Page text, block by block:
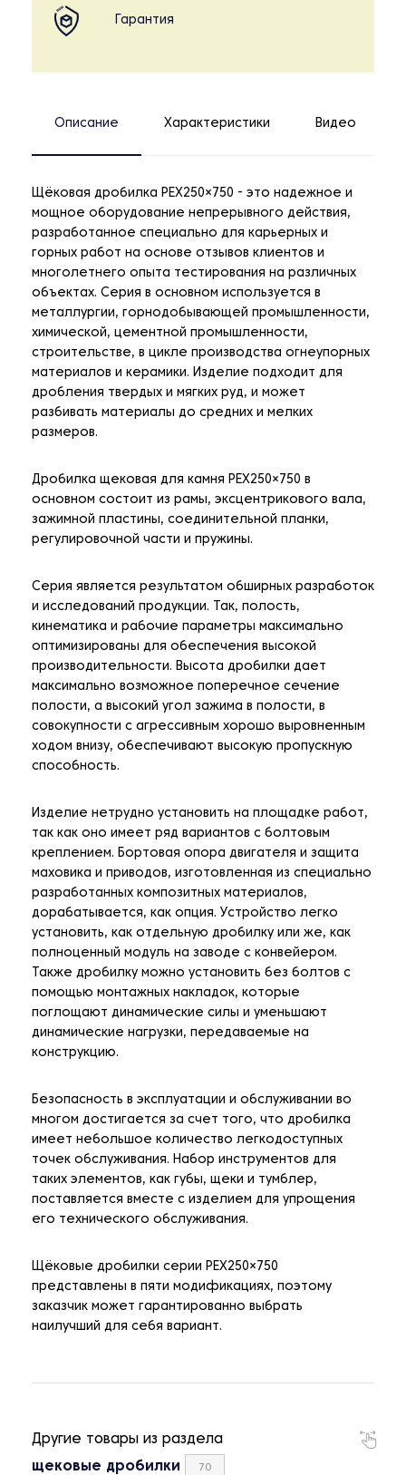
Гарантия
Описание Характеристики Видео
Щёковая дробилка PEX250×750 - это надежное и
мощное оборудование непрерывного действия,
разработанное специально для карьерных и
горных работ на основе отзывов клиентов и
многолетнего опыта тестирования на различных
объектах. Серия в основном используется в
металлургии, горнодобывающей промышленности,
химической, цементной промышленности,
строительстве, в цикле производства огнеупорных
материалов и керамики. Изделие подходит для
дробления твердых и мягких руд, и может
разбивать материалы до средних и мелких
размеров.
Дробилка щековая для камня PEX250×750 в
основном состоит из рамы, эксцентрикового вала,
зажимной пластины, соединительной планки,
регулировочной части и пружины.
Серия является результатом обширных разработок
и исследований продукции. Так, полость,
кинематика и рабочие параметры максимально
оптимизированы для обеспечения высокой
производительности. Высота дробилки дает
максимально возможное поперечное сечение
полости, а высокий угол зажима в полости, в
совокупности с агрессивным хорошо выровненным
ходом внизу, обеспечивают высокую пропускную
способность.
Изделие нетрудно установить на площадке работ,
так как оно имеет ряд вариантов с болтовым
креплением. Бортовая опора двигателя и защита
маховика и приводов, изготовленная из специально
разработанных композитных материалов,
дорабатывается, как опция. Устройство легко
установить, как отдельную дробилку или же, как
полноценный модуль на заводе с конвейером.
Также дробилку можно установить без болтов с
помощью монтажных накладок, которые
поглощают динамические силы и уменьшают
динамические нагрузки, передаваемые на
конструкцию.
Безопасность в эксплуатации и обслуживании во
многом достигается за счет того, что дробилка
имеет небольшое количество легкодоступных
точек обслуживания. Набор инструментов для
таких элементов, как губы, щеки и тумблер,
поставляется вместе с изделием для упрощения
его технического обслуживания.
Щёковые дробилки серии PEX250×750
представлены в пяти модификациях, поэтому
заказчик может гарантированно выбрать
наилучший для себя вариант.
Другие товары из раздела
щековые дробилки 70